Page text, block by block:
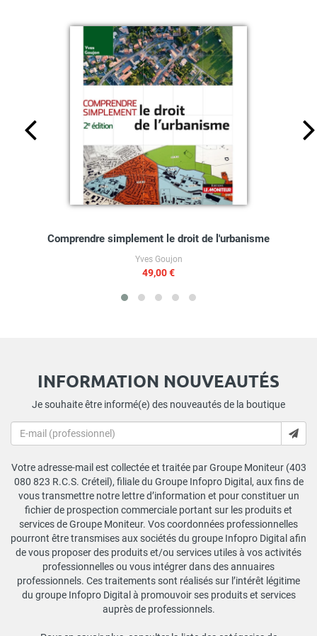
Comprendre simplement le droit de l'urbanisme
Yves Goujon
49,00 €
INFORMATION NOUVEAUTÉS
Je souhaite être informé(e) des nouveautés de la boutique
Votre adresse-mail est collectée et traitée par Groupe Moniteur (403
080 823 R.C.S. Créteil), filiale du Groupe Infopro Digital, aux fins de
vous transmettre notre lettre d’information et pour constituer un
fichier de prospection commerciale portant sur les produits et
services de Groupe Moniteur. Vos coordonnées professionnelles
pourront être transmises aux sociétés du groupe Infopro Digital afin
de vous proposer des produits et/ou services utiles à vos activités
professionnelles ou vous intégrer dans des annuaires
professionnels. Ces traitements sont réalisés sur l’intérêt légitime
du groupe Infopro Digital à promouvoir ses produits et services
auprès de professionnels.